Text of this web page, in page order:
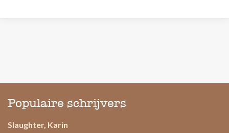
Populaire schrijvers
Slaughter, Karin